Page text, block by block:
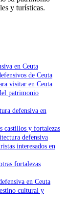
y turísticas.
en Ceuta
de Ceuta
visitar en Ceuta
patrimonio
defensiva en
castillos y fortalezas
defensiva
interesados en
fortalezas
en Ceuta
cultural y